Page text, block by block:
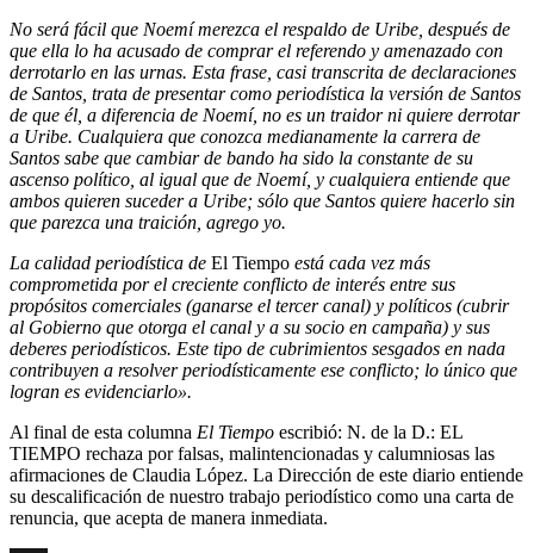
No será fácil que Noemí merezca el respaldo de Uribe, después de
que ella lo ha acusado de comprar el referendo y amenazado con
derrotarlo en las urnas. Esta frase, casi transcrita de declaraciones
de Santos, trata de presentar como periodística la versión de Santos
de que él, a diferencia de Noemí, no es un traidor ni quiere derrotar
a Uribe. Cualquiera que conozca medianamente la carrera de
Santos sabe que cambiar de bando ha sido la constante de su
ascenso político, al igual que de Noemí, y cualquiera entiende que
ambos quieren suceder a Uribe; sólo que Santos quiere hacerlo sin
que parezca una traición, agrego yo.
La calidad periodística de El Tiempo está cada vez más
comprometida por el creciente conflicto de interés entre sus
propósitos comerciales (ganarse el tercer canal) y políticos (cubrir
al Gobierno que otorga el canal y a su socio en campaña) y sus
deberes periodísticos. Este tipo de cubrimientos sesgados en nada
contribuyen a resolver periodísticamente ese conflicto; lo único que
logran es evidenciarlo».
Al final de esta columna El Tiempo escribió: N. de la D.: EL
TIEMPO rechaza por falsas, malintencionadas y calumniosas las
afirmaciones de Claudia López. La Dirección de este diario entiende
su descalificación de nuestro trabajo periodístico como una carta de
renuncia, que acepta de manera inmediata.